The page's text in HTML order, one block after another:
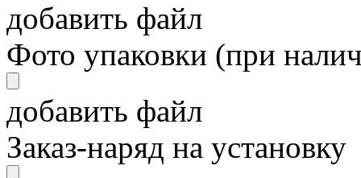
добавить файл
Фото упаковки (при
добавить файл
Заказ-наряд на установку